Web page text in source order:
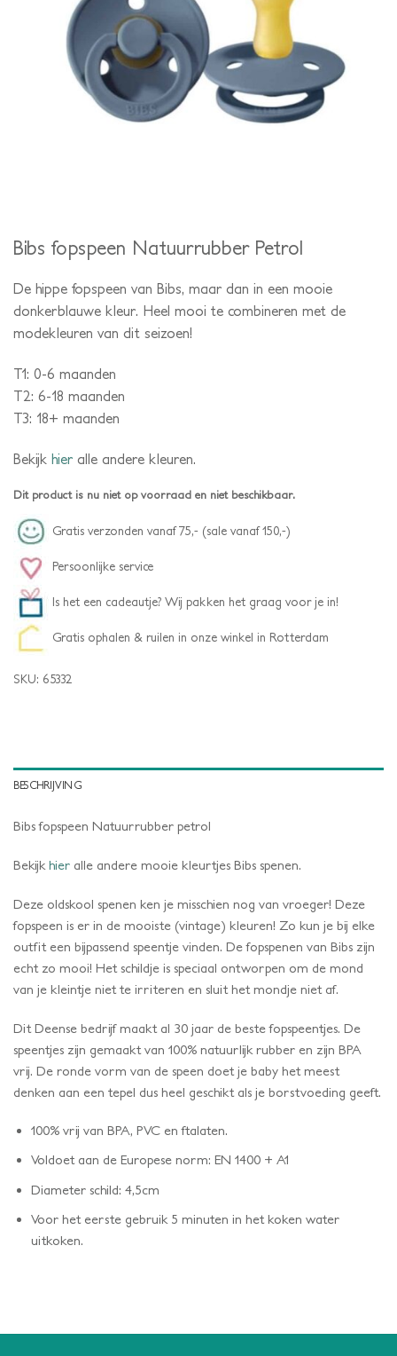
Bibs fopspeen Natuurrubber Petrol
De hippe fopspeen van Bibs, maar dan in een mooie
donkerblauwe kleur. Heel mooi te combineren met de
modekleuren van dit seizoen!
T1: 0-6 maanden
T2: 6-18 maanden
T3: 18+ maanden
Bekijk hier alle andere kleuren.
Dit product is nu niet op voorraad en niet beschikbaar.
Gratis verzonden vanaf 75,- (sale vanaf 150,-)
Persoonlijke service
Is het een cadeautje? Wij pakken het graag voor je in!
Gratis ophalen & ruilen in onze winkel in Rotterdam
SKU: 65332
BESCHRIJVING
Bibs fopspeen Natuurrubber petrol
Bekijk hier alle andere mooie kleurtjes Bibs spenen.
Deze oldskool spenen ken je misschien nog van vroeger! Deze
fopspeen is er in de mooiste (vintage) kleuren! Zo kun je bij elke
outfit een bijpassend speentje vinden. De fopspenen van Bibs zijn
echt zo mooi! Het schildje is speciaal ontworpen om de mond
van je kleintje niet te irriteren en sluit het mondje niet af.
Dit Deense bedrijf maakt al 30 jaar de beste fopspeentjes. De
speentjes zijn gemaakt van 100% natuurlijk rubber en zijn BPA
vrij. De ronde vorm van de speen doet je baby het meest
denken aan een tepel dus heel geschikt als je borstvoeding geeft.
100% vrij van BPA, PVC en ftalaten.
Voldoet aan de Europese norm: EN 1400 + A1
Diameter schild: 4,5cm
Voor het eerste gebruik 5 minuten in het koken water
uitkoken.